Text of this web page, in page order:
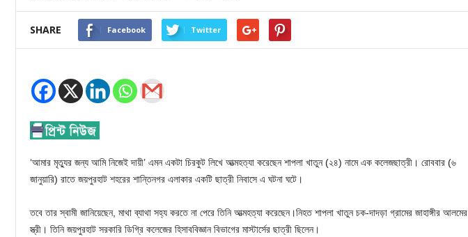
SHARE Facebook Twitter
‘আমার মৃত্যুর জন্য আমি নিজেই দায়ী’ এমন একটা চিরকুট লিখে আত্মহত্যা করেছেন শাপলা খাতুন (২৪) নামে এক কলেজছাত্রী। রোববার (৬
জানুয়ারি) রাতে জয়পুরহাট শহরের শান্তিনগর এলাকার একটি ছাত্রী নিবাসে এ ঘটনা ঘটে।
তবে তার স্বামী জানিয়েছেন, মাথা ব্যাথা সহ্য করতে না পেরে তিনি আত্মহত্যা করেছেন।নিহত শাপলা খাতুন চক-দাদড়া গ্রামের জাহাঙ্গীর আলমের
স্ত্রী। তিনি জয়পুরহাট সরকারি ডিগ্রি কলেজের হিসাববিজ্ঞান বিভাগের মাস্টার্সের ছাত্রী ছিলেন।